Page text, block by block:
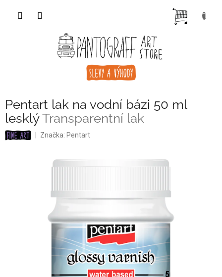
Pentart lak na vodní bázi 50 ml
lesklýTransparentní lak
Značka: Pentart